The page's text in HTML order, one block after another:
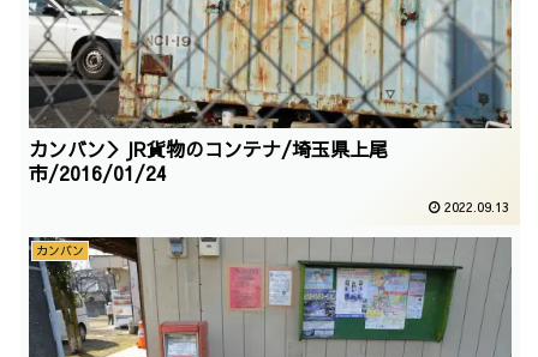
カンバン＞JR貨物のコンテナ/埼玉県上尾
市/2016/01/24
2022.09.13
カンバン